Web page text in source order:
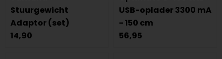
Stuurgewicht
Adaptor (set)
14,90
USB-oplader 3300 mA
- 150 cm
56,95